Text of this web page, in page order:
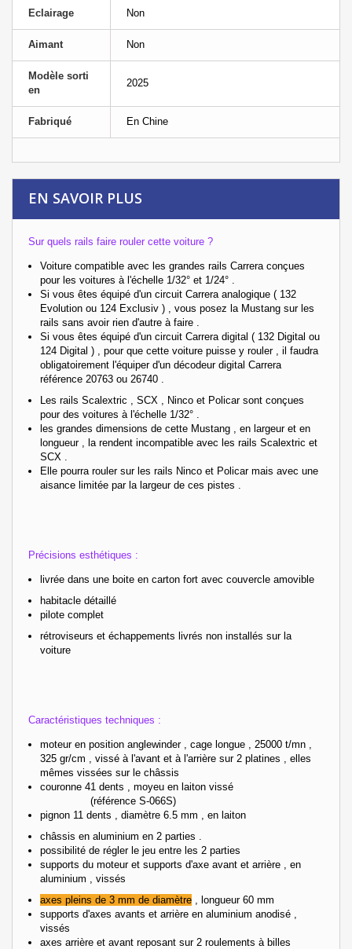
Eclairage Non
Aimant Non
Modèle sorti
en
2025
Fabriqué En Chine
EN SAVOIR PLUS
Sur quels rails faire rouler cette voiture ?
Voiture compatible avec les grandes rails Carrera conçues
pour les voitures à l'échelle 1/32° et 1/24° .
Si vous êtes équipé d'un circuit Carrera analogique ( 132
Evolution ou 124 Exclusiv ) , vous posez la Mustang sur les
rails sans avoir rien d'autre à faire .
Si vous êtes équipé d'un circuit Carrera digital ( 132 Digital ou
124 Digital ) , pour que cette voiture puisse y rouler , il faudra
obligatoirement l'équiper d'un décodeur digital Carrera
référence 20763 ou 26740 .
Les rails Scalextric , SCX , Ninco et Policar sont conçues
pour des voitures à l'échelle 1/32° .
les grandes dimensions de cette Mustang , en largeur et en
longueur , la rendent incompatible avec les rails Scalextric et
SCX .
Elle pourra rouler sur les rails Ninco et Policar mais avec une
aisance limitée par la largeur de ces pistes .
Précisions esthétiques :
livrée dans une boite en carton fort avec couvercle amovible
habitacle détaillé
pilote complet
rétroviseurs et échappements livrés non installés sur la
voiture
Caractéristiques techniques :
moteur en position anglewinder , cage longue , 25000 t/mn ,
325 gr/cm , vissé à l'avant et à l'arrière sur 2 platines , elles
mêmes vissées sur le châssis
couronne 41 dents , moyeu en laiton vissé
(référence S-066S)
pignon 11 dents , diamètre 6.5 mm , en laiton
châssis en aluminium en 2 parties .
possibilité de régler le jeu entre les 2 parties
supports du moteur et supports d'axe avant et arrière , en
aluminium , vissés
axes pleins de 3 mm de diamètre , longueur 60 mm
supports d'axes avants et arrière en aluminium anodisé ,
vissés
axes arrière et avant reposant sur 2 roulements à billes